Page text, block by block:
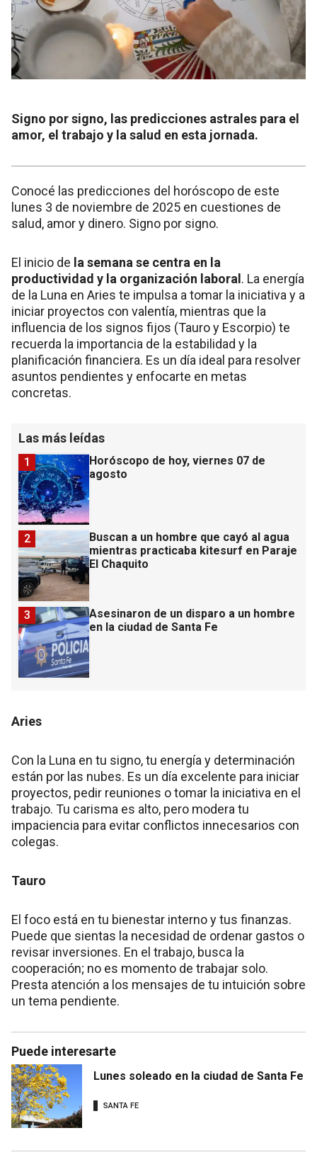
Signo por signo, las predicciones astrales para el
amor, el trabajo y la salud en esta jornada.
Conocé las predicciones del horóscopo de este
lunes 3 de noviembre de 2025 en cuestiones de
salud, amor y dinero. Signo por signo.
El inicio de la semana se centra en la
productividad y la organización laboral. La energía
de la Luna en Aries te impulsa a tomar la iniciativa y a
iniciar proyectos con valentía, mientras que la
influencia de los signos fijos (Tauro y Escorpio) te
recuerda la importancia de la estabilidad y la
planificación financiera. Es un día ideal para resolver
asuntos pendientes y enfocarte en metas
concretas.
Las más leídas
Horóscopo de hoy, viernes 07 de
agosto
1
Buscan a un hombre que cayó al agua
mientras practicaba kitesurf en Paraje
El Chaquito
2
Asesinaron de un disparo a un hombre
en la ciudad de Santa Fe
3
Aries
Con la Luna en tu signo, tu energía y determinación
están por las nubes. Es un día excelente para iniciar
proyectos, pedir reuniones o tomar la iniciativa en el
trabajo. Tu carisma es alto, pero modera tu
impaciencia para evitar conflictos innecesarios con
colegas.
Tauro
El foco está en tu bienestar interno y tus finanzas.
Puede que sientas la necesidad de ordenar gastos o
revisar inversiones. En el trabajo, busca la
cooperación; no es momento de trabajar solo.
Presta atención a los mensajes de tu intuición sobre
un tema pendiente.
Puede interesarte
Lunes soleado en la ciudad de Santa Fe
SANTA FE